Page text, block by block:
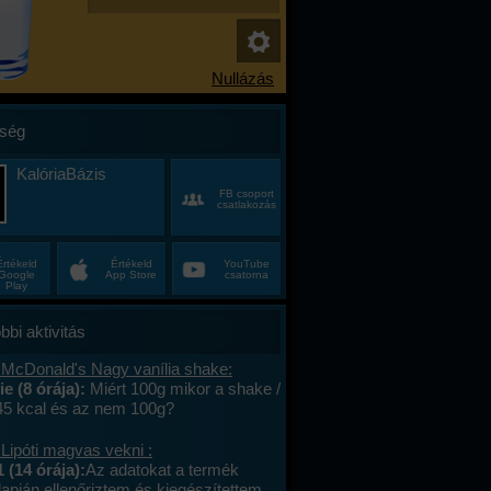
KalóriaBázis
FB csoport
csatlakozás
Play
Értékeld
App Store
YouTube
csatorna
aktivitás
Nagy vanília shake:
(8 órája): Miért 100g mikor a shake /
kcal és az nem 100g?
magvas vekni :
(14 órája):Az adatokat a termék